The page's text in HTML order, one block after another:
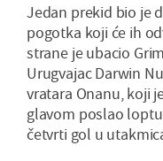
Jedan prekid bio je
pogotka koji će ih
strane je ubacio
Urugvajac Darwin
vratara Onanu, koji
glavom poslao
četvrti gol u